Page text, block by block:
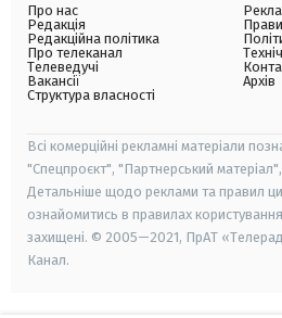
Про нас
Редакція
Редакційна політика
Про телеканал
Телеведучі
Вакансії
Структура власності
Архів
Всі комерційні рекламні матеріали
"Спецпроєкт", "Партнерський
Детальніше щодо реклами та правил
ознайомитись в правилах
захищені. © 2005—2021, ПрАТ
Канал.